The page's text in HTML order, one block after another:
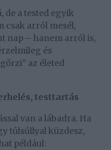
de a tested egyik
csak arról mesél,
nap – hanem arról is,
és
az életed
testtartás
van a lábadra. Ha
túlsúllyal küzdesz,
például: